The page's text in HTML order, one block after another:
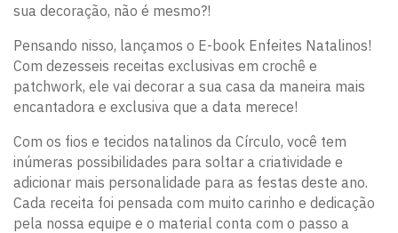
sua decoração, não é mesmo?!
Pensando nisso, lançamos o E-book Enfeites Natalinos!
Com dezesseis receitas exclusivas em crochê e
patchwork, ele vai decorar a sua casa da maneira mais
encantadora e exclusiva que a data merece!
Com os fios e tecidos natalinos da Círculo, você tem
inúmeras possibilidades para soltar a criatividade e
adicionar mais personalidade para as festas deste ano.
Cada receita foi pensada com muito carinho e dedicação
pela nossa equipe e o material conta com o passo a